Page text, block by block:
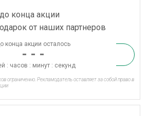
конца акции
от наших партнеров
конца акции осталось
- - -
: часов : минут : секунд
ограниченно. Рекламодатель оставляет за собой право в